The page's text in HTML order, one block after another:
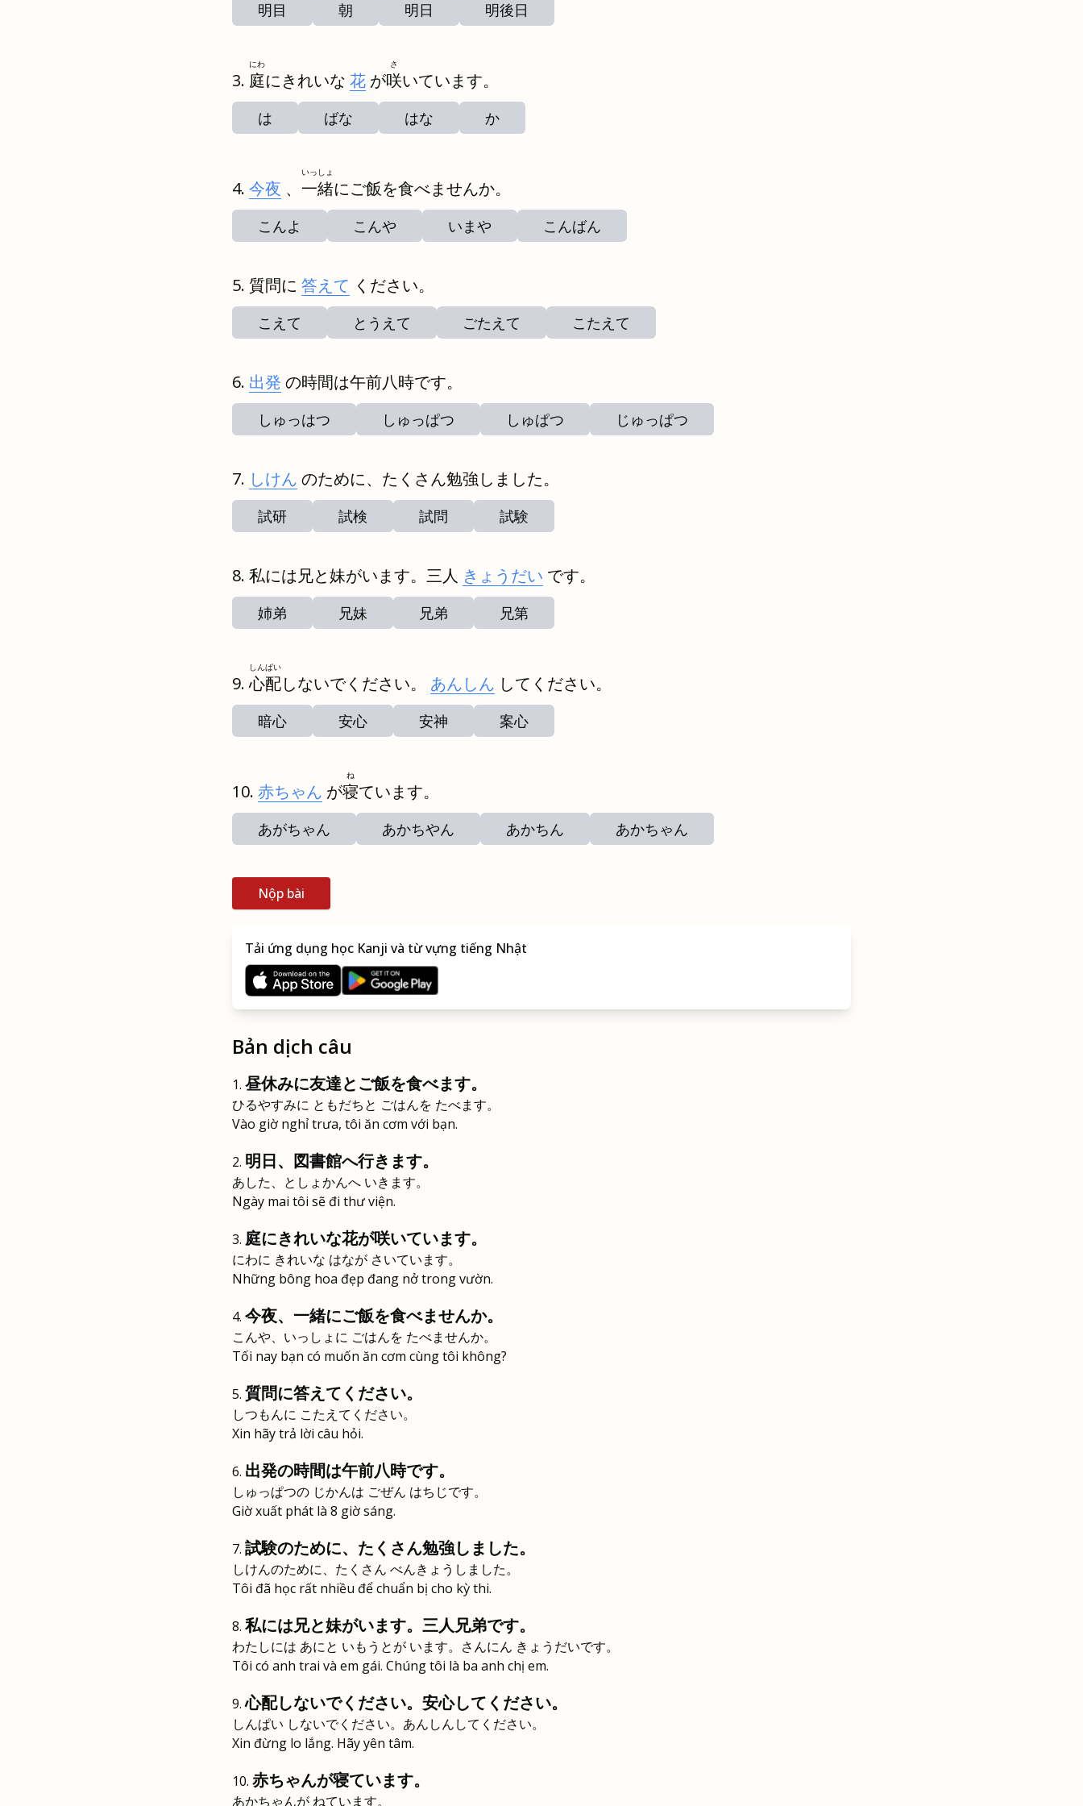
明目 朝 明日 明後日
庭
にわ
にきれいな 花 が咲
さ
いています。
は ばな はな か
今夜 、 一緒
いっしょ
にご飯を食べませんか。
こんよ こんや いまや こんばん
質問に 答えて ください。
こえて とうえて ごたえて こたえて
出発 の時間は午前八時です。
しゅっはつ しゅっぱつ しゅぱつ じゅっぱつ
しけん のために、たくさん勉強しました。
試研 試検 試問 試験
私には兄と妹がいます。三人 きょうだい です。
姉弟 兄妹 兄弟 兄第
心配
しんぱい
しないでください。 あんしん してください。
暗心 安心 安神 案心
赤ちゃん が寝
ね
ています。
あがちゃん あかちやん あかちん あかちゃん
Nộp bài
Tải ứng dụng học Kanji và từ vựng tiếng Nhật
Bản dịch câu
昼休みに友達とご飯を食べます。
ひるやすみに ともだちと ごはんを たべます。
Vào giờ nghỉ trưa, tôi ăn cơm với bạn.
明日、図書館へ行きます。
あした、としょかんへ いきます。
Ngày mai tôi sẽ đi thư viện.
庭にきれいな花が咲いています。
にわに きれいな はなが さいています。
Những bông hoa đẹp đang nở trong vườn.
今夜、一緒にご飯を食べませんか。
こんや、いっしょに ごはんを たべませんか。
Tối nay bạn có muốn ăn cơm cùng tôi không?
質問に答えてください。
しつもんに こたえてください。
Xin hãy trả lời câu hỏi.
出発の時間は午前八時です。
しゅっぱつの じかんは ごぜん はちじです。
Giờ xuất phát là 8 giờ sáng.
試験のために、たくさん勉強しました。
しけんのために、たくさん べんきょうしました。
Tôi đã học rất nhiều để chuẩn bị cho kỳ thi.
私には兄と妹がいます。三人兄弟です。
わたしには あにと いもうとが います。さんにん きょうだいです。
Tôi có anh trai và em gái. Chúng tôi là ba anh chị em.
心配しないでください。安心してください。
しんぱい しないでください。あんしんしてください。
Xin đừng lo lắng. Hãy yên tâm.
赤ちゃんが寝ています。
あかちゃんが ねています。